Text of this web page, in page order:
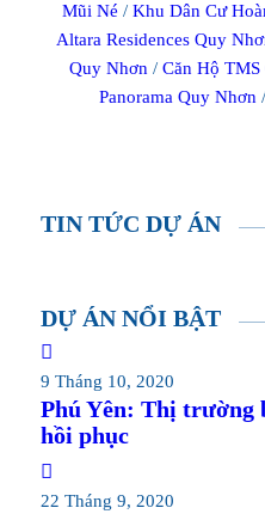
Mũi Né /Khu Dân Cư
Altara Residences Quy
Quy Nhơn /Căn Hộ
Panorama Quy Nhơn/
TIN TỨC DỰ ÁN
DỰ ÁN NỔI BẬT
9 Tháng 10, 2020
Phú Yên: Thị trường
hồi phục
22 Tháng 9, 2020